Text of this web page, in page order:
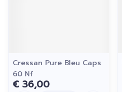
Cressan Pure Bleu Caps
60 Nf
€ 36,00